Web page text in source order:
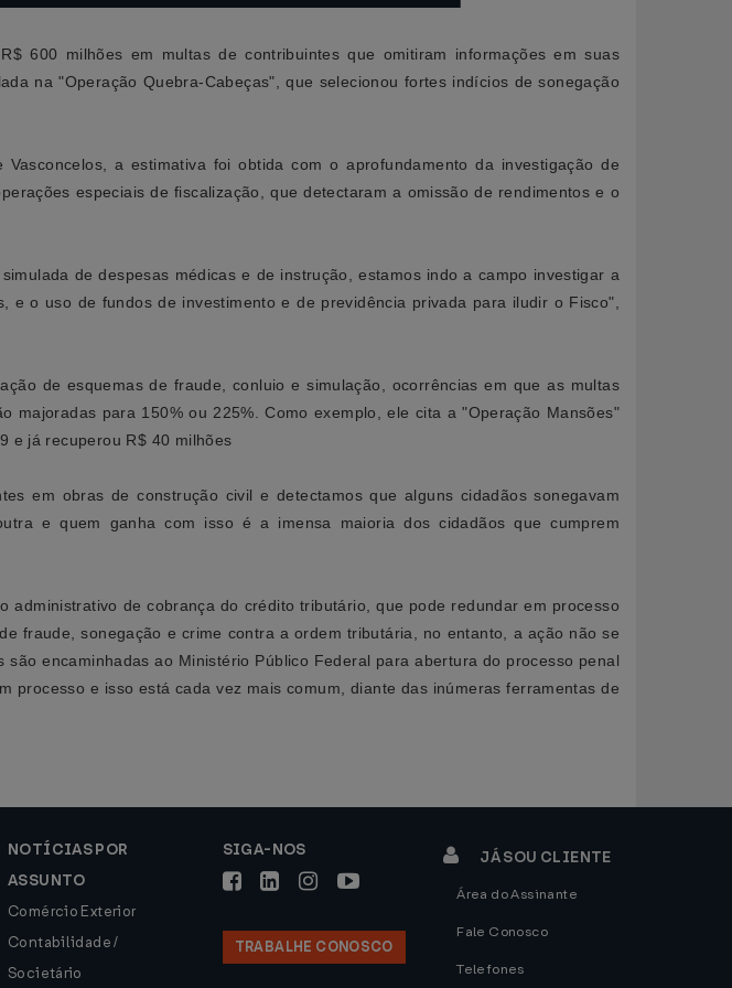
600 milhões em multas de contribuintes que omitiram informações em suas
na "Operação Quebra-Cabeças", que selecionou fortes indícios de sonegação
a estimativa foi obtida com o aprofundamento da investigação de
especiais de fiscalização, que detectaram a omissão de rendimentos e o
de despesas médicas e de instrução, estamos indo a campo investigar a
o uso de fundos de investimento e de previdência privada para iludir o Fisco",
de esquemas de fraude, conluio e simulação, ocorrências em que as multas
para 150% ou 225%. Como exemplo, ele cita a "Operação Mansões"
e já recuperou R$ 40 milhões
em obras de construção civil e detectamos que alguns cidadãos sonegavam
e quem ganha com isso é a imensa maioria dos cidadãos que cumprem
de cobrança do crédito tributário, que pode redundar em processo
fraude, sonegação e crime contra a ordem tributária, no entanto, a ação não se
encaminhadas ao Ministério Público Federal para abertura do processo penal
e isso está cada vez mais comum, diante das inúmeras ferramentas de
NOTÍCIAS POR
ASSUNTO
Comércio Exterior
Contabilidade /
Societário
SIGA-NOS
TRABALHE CONOSCO
JÁ SOU CLIENTE
Área do Assinante
Fale Conosco
Telefones